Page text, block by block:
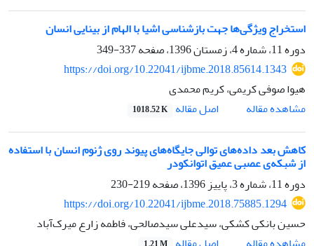
استخراج ویژگی‌ها جهت بازشناسی اشیا با الهام از بینایی انسان
دوره 11، شماره 4، زمستان 1396، صفحه
337-349
https://doi.org/10.22041/ijbme.2018.85614.1343
هیوا صوفی کریمی، کریم محمدی
مشاهده مقاله
اصل مقاله 1018.52 K
کاهش بعد داده‌های توالی جایگاه‌های پیوند روی ژنوم انسان با استفاده
از شبکه‌ی عصبی عمیق اتوانکودر
دوره 11، شماره 3، پاییز 1396، صفحه
219-230
https://doi.org/10.22041/ijbme.2018.75885.1294
حسین بانکی کشکی، سیدعلی سیدصالحی، فاطمه زارع میرک‌آباد